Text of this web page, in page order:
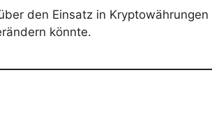
den Einsatz in Kryptowährungen
könnte.